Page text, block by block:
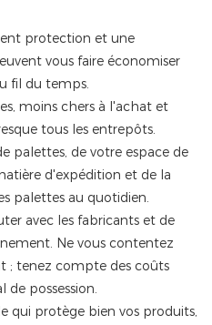
protection et une
vous faire économiser
fil du temps.
moins chers à l'achat et
tous les entrepôts.
palettes, de votre espace de
d'expédition et de la
palettes au quotidien.
avec les fabricants et de
Ne vous contentez
; tenez compte des coûts
possession.
qui protège bien vos produits,